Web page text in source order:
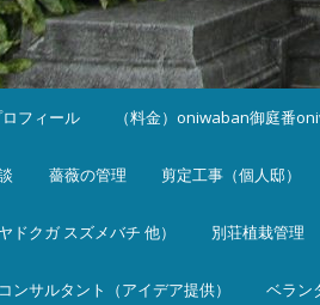
フィール （料金）oniwaban御庭番
薔薇の管理 剪定工事（個人邸）
ドクガ スズメバチ 他） 別荘植栽管理
ンサルタント（アイデア提供） ベラン